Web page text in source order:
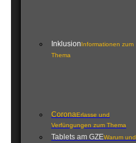
InklusionInformationen zum
Thema
CoronaErlasse und
Verfüngungen zum Thema
Tablets am GZEWarum und